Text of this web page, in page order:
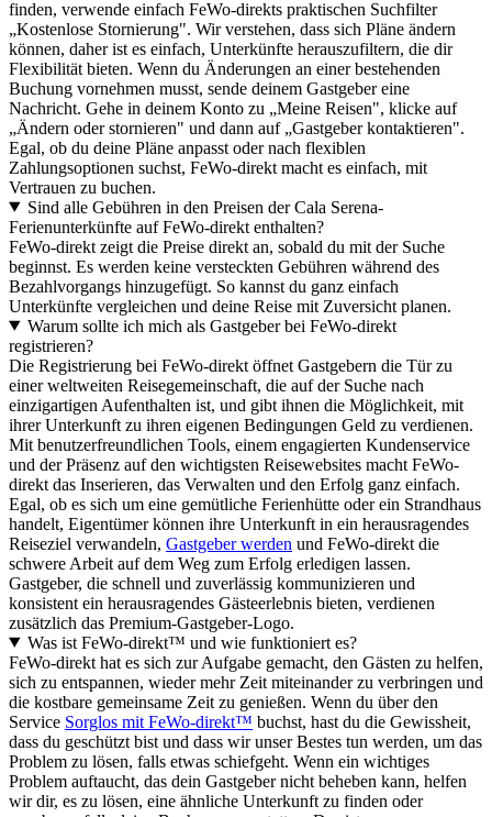
finden, verwende einfach FeWo-direkts praktischen Suchfilter
„Kostenlose Stornierung". Wir verstehen, dass sich Pläne ändern
können, daher ist es einfach, Unterkünfte herauszufiltern, die dir
Flexibilität bieten. Wenn du Änderungen an einer bestehenden
Buchung vornehmen musst, sende deinem Gastgeber eine
Nachricht. Gehe in deinem Konto zu „Meine Reisen", klicke auf
„Ändern oder stornieren" und dann auf „Gastgeber kontaktieren".
Egal, ob du deine Pläne anpasst oder nach flexiblen
Zahlungsoptionen suchst, FeWo-direkt macht es einfach, mit
Vertrauen zu buchen.
Sind alle Gebühren in den Preisen der Cala Serena-
Ferienunterkünfte auf FeWo-direkt enthalten?
FeWo-direkt zeigt die Preise direkt an, sobald du mit der Suche
beginnst. Es werden keine versteckten Gebühren während des
Bezahlvorgangs hinzugefügt. So kannst du ganz einfach
Unterkünfte vergleichen und deine Reise mit Zuversicht planen.
Warum sollte ich mich als Gastgeber bei FeWo-direkt
registrieren?
Die Registrierung bei FeWo-direkt öffnet Gastgebern die Tür zu
einer weltweiten Reisegemeinschaft, die auf der Suche nach
einzigartigen Aufenthalten ist, und gibt ihnen die Möglichkeit, mit
ihrer Unterkunft zu ihren eigenen Bedingungen Geld zu verdienen.
Mit benutzerfreundlichen Tools, einem engagierten Kundenservice
und der Präsenz auf den wichtigsten Reisewebsites macht FeWo-
direkt das Inserieren, das Verwalten und den Erfolg ganz einfach.
Egal, ob es sich um eine gemütliche Ferienhütte oder ein Strandhaus
handelt, Eigentümer können ihre Unterkunft in ein herausragendes
Reiseziel verwandeln, Gastgeber werden und FeWo-direkt die
schwere Arbeit auf dem Weg zum Erfolg erledigen lassen.
Gastgeber, die schnell und zuverlässig kommunizieren und
konsistent ein herausragendes Gästeerlebnis bieten, verdienen
zusätzlich das Premium-Gastgeber-Logo.
Was ist FeWo-direkt™ und wie funktioniert es?
FeWo-direkt hat es sich zur Aufgabe gemacht, den Gästen zu helfen,
sich zu entspannen, wieder mehr Zeit miteinander zu verbringen und
die kostbare gemeinsame Zeit zu genießen. Wenn du über den
Service Sorglos mit FeWo-direkt™ buchst, hast du die Gewissheit,
dass du geschützt bist und dass wir unser Bestes tun werden, um das
Problem zu lösen, falls etwas schiefgeht. Wenn ein wichtiges
Problem auftaucht, das dein Gastgeber nicht beheben kann, helfen
wir dir, es zu lösen, eine ähnliche Unterkunft zu finden oder